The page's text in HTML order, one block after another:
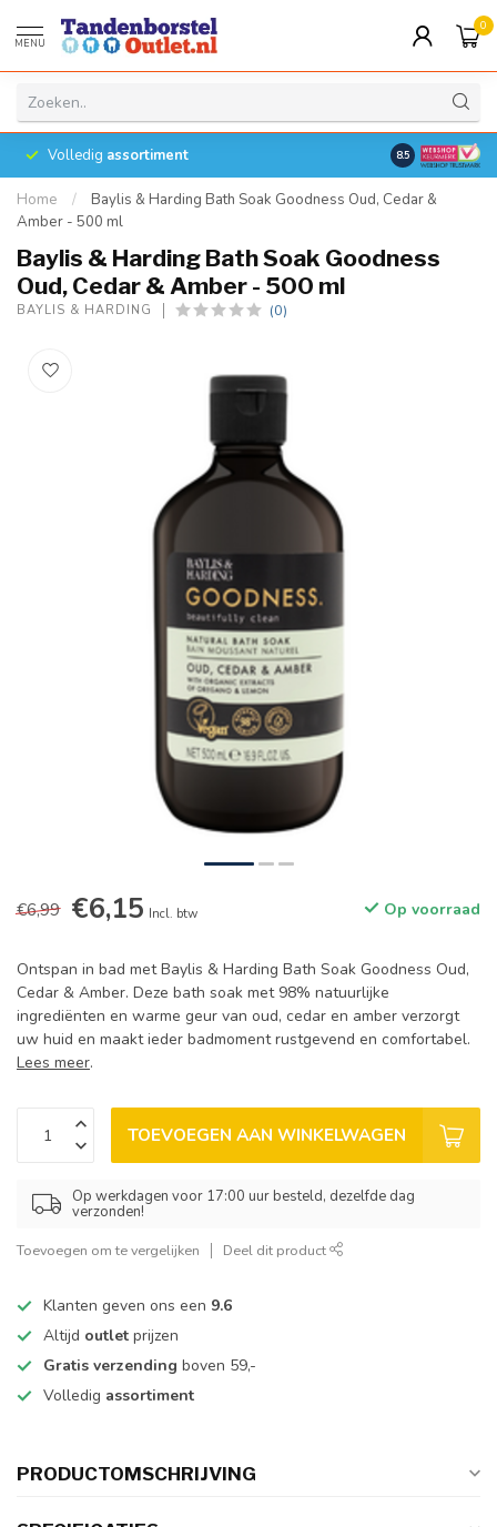
MENU
0
Volledig assortiment 8.5
Home /
Baylis & Harding Bath Soak Goodness Oud, Cedar &
Amber - 500 ml
Baylis & Harding Bath Soak Goodness
Oud, Cedar & Amber - 500 ml
BAYLIS & HARDING (0)
€6,99 €6,15 Incl. btw Op voorraad
Ontspan in bad met Baylis & Harding Bath Soak Goodness Oud,
Cedar & Amber. Deze bath soak met 98% natuurlijke
ingrediënten en warme geur van oud, cedar en amber verzorgt
uw huid en maakt ieder badmoment rustgevend en comfortabel.
Lees meer.
TOEVOEGEN AAN WINKELWAGEN
Op werkdagen voor 17:00 uur besteld, dezelfde dag
verzonden!
Toevoegen om te vergelijken Deel dit product
Klanten geven ons een 9.6
Altijd outlet prijzen
Gratis verzending boven 59,-
Volledig assortiment
PRODUCTOMSCHRIJVING